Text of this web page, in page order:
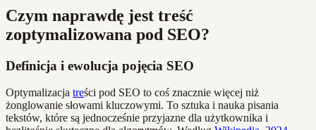
Czym naprawdę jest treść
zoptymalizowana pod SEO?
Definicja i ewolucja pojęcia SEO
Optymalizacja treści pod SEO to coś znacznie więcej niż
żonglowanie słowami kluczowymi. To sztuka i nauka pisania
tekstów, które są jednocześnie przyjazne dla użytkownika i